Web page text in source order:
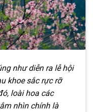
như diễn ra lễ hội
khoe sắc rực rỡ
loài hoa các
nhìn chính là